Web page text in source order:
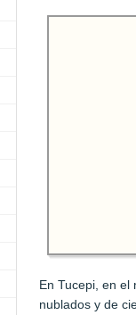
En Tucepi, en el
nublados y de